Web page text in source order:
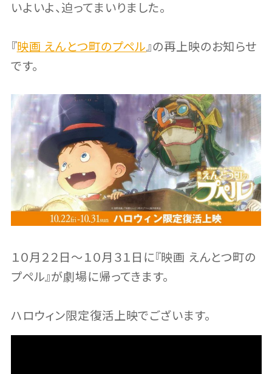
いよいよ、迫ってまいりました。
『映画 えんとつ町のプペル』の再上映のお知らせ
です。
１０月２２日〜１０月３１日に『映画 えんとつ町の
プペル』が劇場に帰ってきます。
ハロウィン限定復活上映でございます。